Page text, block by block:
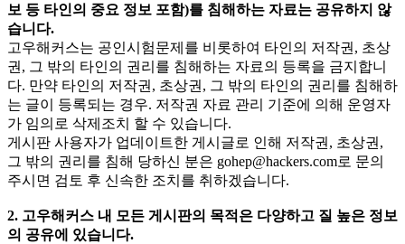
보 등 타인의 중요 정보 포함)를 침해하는 자료는 공유하지 않
습니다.
고우해커스는 공인시험문제를 비롯하여 타인의 저작권, 초상
권, 그 밖의 타인의 권리를 침해하는 자료의 등록을 금지합니
다. 만약 타인의 저작권, 초상권, 그 밖의 타인의 권리를 침해하
는 글이 등록되는 경우. 저작권 자료 관리 기준에 의해 운영자
가 임의로 삭제조치 할 수 있습니다.
게시판 사용자가 업데이트한 게시글로 인해 저작권, 초상권,
그 밖의 권리를 침해 당하신 분은 gohep@hackers.com로 문의
주시면 검토 후 신속한 조치를 취하겠습니다.
2. 고우해커스 내 모든 게시판의 목적은 다양하고 질 높은 정보
의 공유에 있습니다.